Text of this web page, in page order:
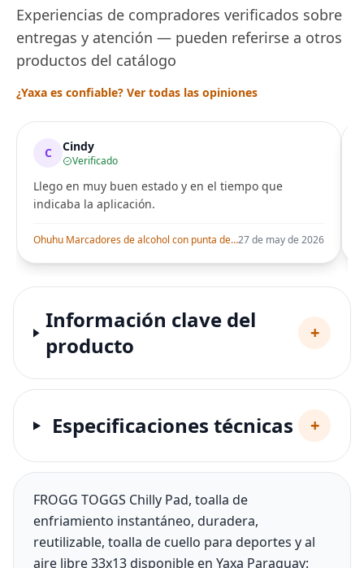
Experiencias de compradores verificados sobre
entregas y atención — pueden referirse a otros
productos del catálogo
¿Yaxa es confiable? Ver todas las opiniones
C Cindy
Verificado
Llego en muy buen estado y en el tiempo que
indicaba la aplicación.
Ohuhu Marcadores de alcohol con punta de pincel – Juego de marcadores artísticos de doble punta con certificación AP para artistas adultos27 de may de 2026
Información clave del
producto
+
Especificaciones técnicas +
FROGG TOGGS Chilly Pad, toalla de
enfriamiento instantáneo, duradera,
reutilizable, toalla de cuello para deportes y al
aire libre 33x13 disponible en Yaxa Paraguay: